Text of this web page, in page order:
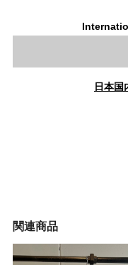
日本国
関連商品